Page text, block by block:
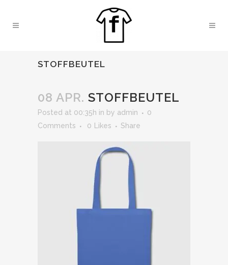
STOFFBEUTEL
08 APR. STOFFBEUTEL
Posted at 00:35h in by admin
0
Comments
0 Likes Share